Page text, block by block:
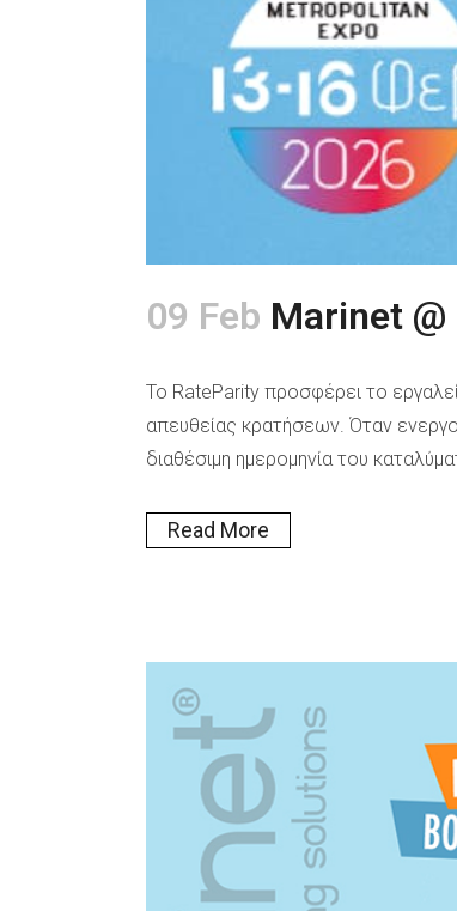
09 Feb Marinet @
Το RateParity προσφέρει το
απευθείας κρατήσεων. Όταν
διαθέσιμη ημερομηνία του
Read More